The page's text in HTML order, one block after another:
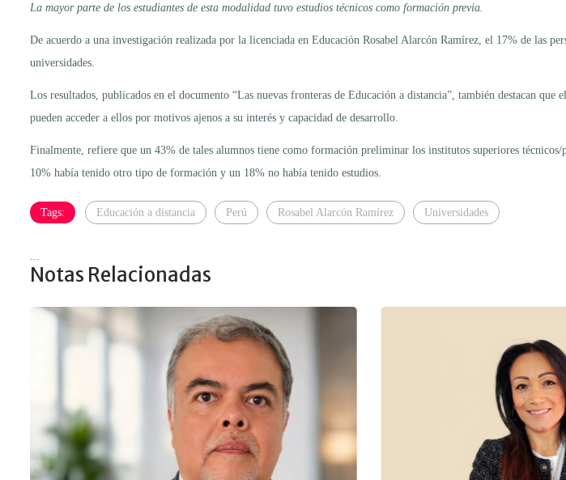
La mayor parte de los estudiantes de esta modalidad tuvo estudios técnicos como formación previa.
De acuerdo a una investigación realizada por la licenciada en Educación Rosabel Alarcón Ramírez, el 17% de las
universidades.
Los resultados, publicados en el documento “Las nuevas fronteras de Educación a distancia”, también destacan
pueden acceder a ellos por motivos ajenos a su interés y capacidad de desarrollo.
Finalmente, refiere que un 43% de tales alumnos tiene como formación preliminar los institutos superiores
10% había tenido otro tipo de formación y un 18% no había tenido estudios.
Tags: Educación a distancia Perú Rosabel Alarcón Ramírez Universidades
Notas Relacionadas